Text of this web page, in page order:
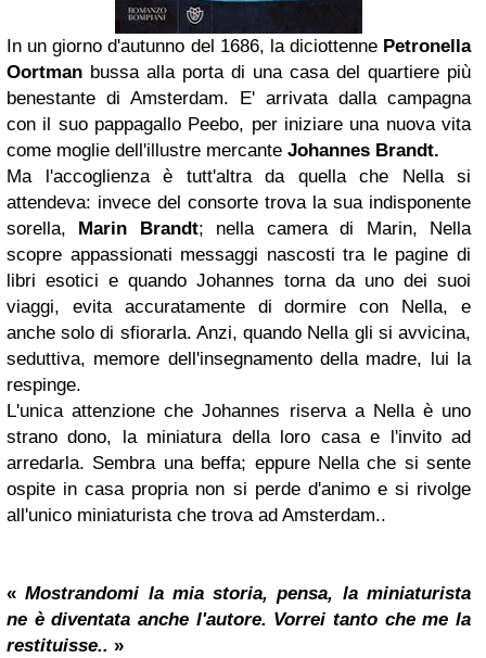
In un giorno d'autunno del 1686, la diciottenne Petronella
Oortman bussa alla porta di una casa del quartiere più
benestante di Amsterdam. E' arrivata dalla campagna
con il suo pappagallo Peebo, per iniziare una nuova vita
come moglie dell'illustre mercante Johannes Brandt.
Ma l'accoglienza è tutt'altra da quella che Nella si
attendeva: invece del consorte trova la sua indisponente
sorella, Marin Brandt; nella camera di Marin, Nella
scopre appassionati messaggi nascosti tra le pagine di
libri esotici e quando Johannes torna da uno dei suoi
viaggi, evita accuratamente di dormire con Nella, e
anche solo di sfiorarla. Anzi, quando Nella gli si avvicina,
seduttiva, memore dell'insegnamento della madre, lui la
respinge.
L'unica attenzione che Johannes riserva a Nella è uno
strano dono, la miniatura della loro casa e l'invito ad
arredarla. Sembra una beffa; eppure Nella che si sente
ospite in casa propria non si perde d'animo e si rivolge
all'unico miniaturista che trova ad Amsterdam..
«Mostrandomi la mia storia, pensa, la miniaturista
ne è diventata anche l'autore. Vorrei tanto che me la
restituisse.. »